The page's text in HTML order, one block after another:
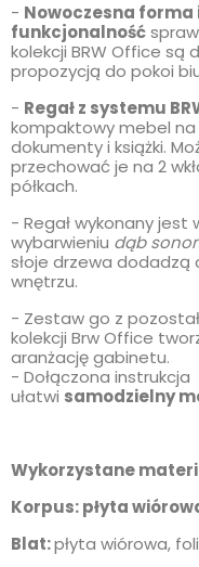
- Nowoczesna forma
funkcjonalność
kolekcji BRW Office są
propozycją do pokoi
- Regał z systemu
kompaktowy mebel na
dokumenty i książki.
przechować je na 2
półkach.
- Regał wykonany jest
wybarwieniu dąb
słoje drzewa dodadzą
wnętrzu.
- Zestaw go z
kolekcji Brw Office
aranżację gabinetu.
- Dołączona instrukcja
ułatwi samodzielny
Wykorzystane
Korpus: płyta
Blat:płyta wiórowa,